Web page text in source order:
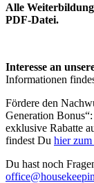
Alle
PDF-Datei.
Interesse an
Informationen
Fördere den
Generation
exklusive Rabatte
findest Du hier
Du hast noch